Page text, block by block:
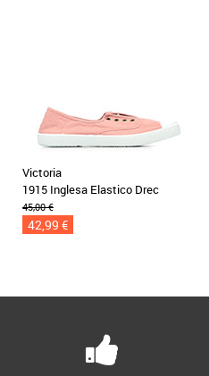
Victoria
1915 Inglesa Elastico Drec
45,00 €
42,99 €